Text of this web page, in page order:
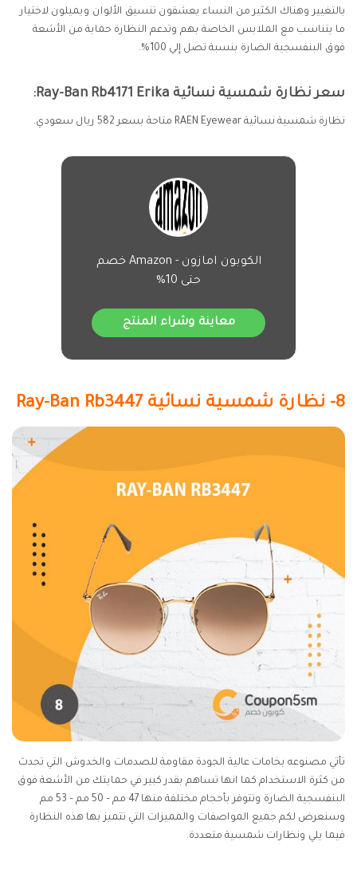
بالتغيير وهناك الكثير من النساء يعشقون تنسيق الألوان ويميلون لاختيار
ما يتناسب مع الملابس الخاصة بهم وتدعم النظارة حماية من الأشعة
فوق البنفسجية الضارة بنسبة تصل إلي 100%.
سعر نظارة شمسية نسائية Ray-Ban Rb4171 Erika:
نظارة شمسية نسائية RAEN Eyewear متاحة بسعر 582 ريال سعودي.
الكوبون امازون - Amazon خصم
حتى 10%
معاينة وشراء المنتج
8- نظارة شمسية نسائية Ray-Ban Rb3447
تأتي مصنوعه بخامات عالية الجودة مقاومة للصدمات والخدوش التي تحدث
من كثرة الاستخدام كما انها تساهم بقدر كبير في حمايتك من الأشعة فوق
البنفسجية الضارة وتتوفر بأحجام مختلفة منها 47 مم – 50 مم – 53 مم
وسنعرض لكم جميع المواصفات والمميزات التي تتميز بها هذه النظارة
فيما يلي ونظارات شمسية متعددة.